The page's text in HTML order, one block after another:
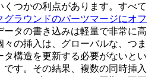
くつかの利点があります。すべて
グラウンドのパーツマージにオフ
ータの書き込みは軽量で非常に高
の挿入は、グローバルな、つま
タ構造を更新する必要がないとい
です。その結果、複数の同時挿入